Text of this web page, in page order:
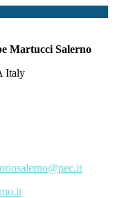
Martucci Salerno
Italy